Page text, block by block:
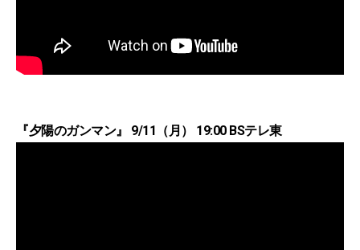
『夕陽のガンマン』 9/11（月） 19:00 BSテレ東